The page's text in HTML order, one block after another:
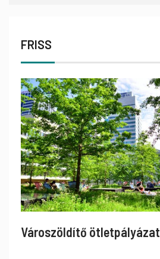
FRISS
Városzöldítő ötletpályázat